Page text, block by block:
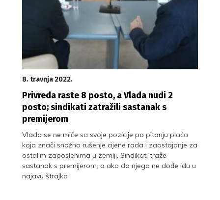
8. travnja 2022.
Privreda raste 8 posto, a Vlada nudi 2
posto; sindikati zatražili sastanak s
premijerom
Vlada se ne miče sa svoje pozicije po pitanju plaća
koja znači snažno rušenje cijene rada i zaostajanje za
ostalim zaposlenima u zemlji. Sindikati traže
sastanak s premijerom, a ako do njega ne dođe idu u
najavu štrajka